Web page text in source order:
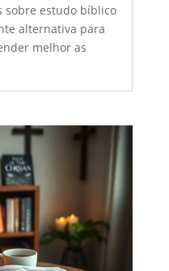
sobre estudo bíblico
alternativa para
melhor as